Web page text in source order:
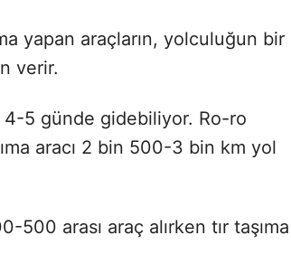
yapan araçların, yolculuğun bir
verir.
4-5 günde gidebiliyor. Ro-ro
aracı 2 bin 500-3 bin km yol
arası araç alırken tır taşıma